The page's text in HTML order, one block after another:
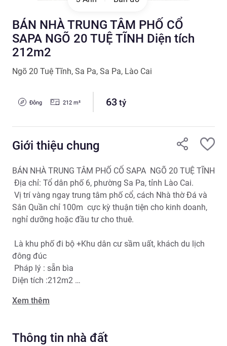
BÁN NHÀ TRUNG TÂM PHỐ CỔ
SAPA NGÕ 20 TUỆ TĨNH Diện tích
212m2
Ngõ 20 Tuệ Tĩnh, Sa Pa, Sa Pa, Lào Cai
Đông 212 m² 63 tỷ
Giới thiệu chung
BÁN NHÀ TRUNG TÂM PHỐ CỔ SAPA  NGÕ 20 TUỆ TĨNH
Địa chỉ: Tổ dân phố 6, phường Sa Pa, tỉnh Lào Cai.
Vị trí vàng ngay trung tâm phố cổ, cách Nhà thờ Đá và
Sân Quần chỉ 100m  cực kỳ thuận tiện cho kinh doanh,
nghỉ dưỡng hoặc đầu tư cho thuê.
Là khu phố đi bộ +Khu dân cư sầm uất, khách du lịch
đông đúc
Pháp lý : sẵn bìa
Diện tích :212m2
Inbox hoặc gọi ngay để sở hữu siêu phẩm nhà phố cổ
Xem thêm
Thông tin nhà đất